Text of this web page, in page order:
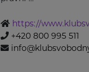
https://
+420 800 995 511